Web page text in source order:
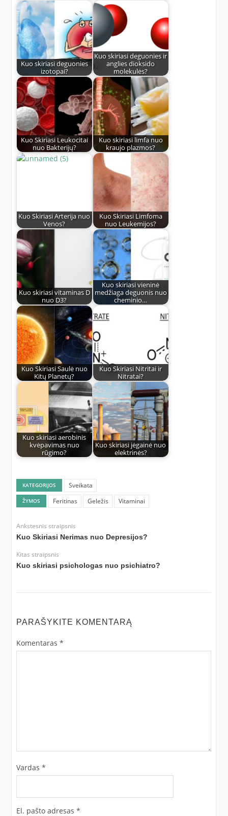
Kuo skiriasi deguonies
izotopai?
Kuo skiriasi deguonies ir
anglies dioksido
molekulės?
Kuo Skiriasi Leukocitai
nuo Bakterijų?
Kuo skiriasi limfa nuo
kraujo plazmos?
Kuo Skiriasi Arterija nuo
Venos?
Kuo Skiriasi Limfoma
nuo Leukemijos?
Kuo skiriasi vitaminas D
nuo D3?
Kuo skiriasi vieninė
medžiaga deguonis nuo
cheminio…
Kuo Skiriasi Saulė nuo
Kitų Planetų?
Kuo Skiriasi Nitritai ir
Nitratai?
Kuo skiriasi aerobinis
kvėpavimas nuo
rūgimo?
Kuo skiriasi jėgainė nuo
elektrinės?
KATEGORIJOS Sveikata
ŽYMOS Feritinas Geležis Vitaminai
Ankstesnis straipsnis
Kuo Skiriasi Nerimas nuo Depresijos?
Kitas straipsnis
Kuo skiriasi psichologas nuo psichiatro?
PARAŠYKITE KOMENTARĄ
Komentaras *
Vardas *
El. pašto adresas *